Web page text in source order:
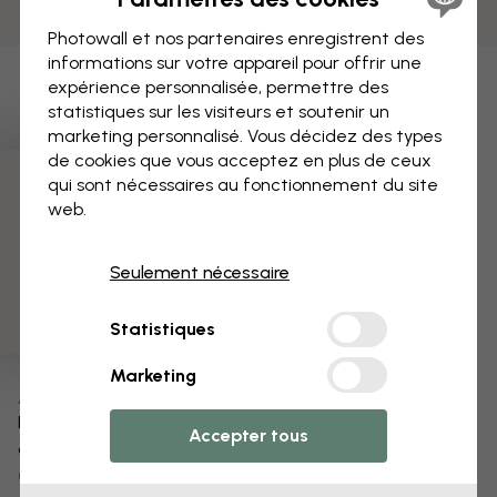
Modifiez votre papier peint
Notre équipe de conception peut modifier n’importe
quel motif pour le rendre unique.
Photowall et nos partenaires enregistrent des
informations sur votre appareil pour offrir une
expérience personnalisée, permettre des
statistiques sur les visiteurs et soutenir un
marketing personnalisé. Vous décidez des types
de cookies que vous acceptez en plus de ceux
qui sont nécessaires au fonctionnement du site
web.
Seulement nécessaire
Statistiques
Marketing
Accepter tous